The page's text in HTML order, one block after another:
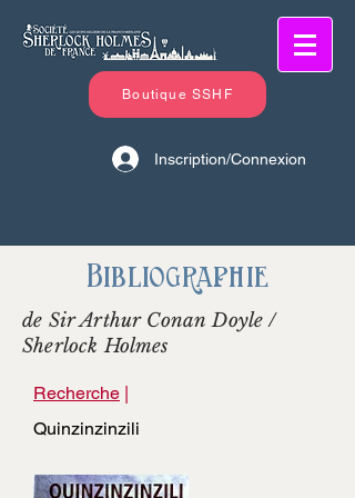
Boutique SSHF
Inscription/Connexion
Bibliographie
de Sir Arthur Conan Doyle /
Sherlock Holmes
Recherche |
Quinzinzinzili